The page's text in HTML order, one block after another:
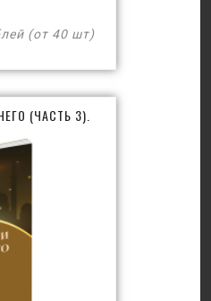
(от 40 шт)
(ЧАСТЬ 3).